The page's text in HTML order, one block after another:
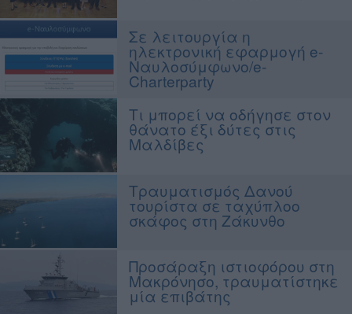
VIDEO
ΕΞΟΠΛΙΣΜΟΣ
ΘΕΣΣΑΛΟΝΙΚΗ BOAT & FISHING SHOW 2025
BOAT & FISHING SHOW 2025
Σε λειτουργία η
ηλεκτρονική εφαρμογή e-
Ναυλοσύμφωνο/e-
Charterparty
Τι μπορεί να οδήγησε στον
θάνατο έξι δύτες στις
Μαλδίβες
Τραυματισμός Δανού
τουρίστα σε ταχύπλοο
σκάφος στη Ζάκυνθο
Προσάραξη ιστιοφόρου στη
Μακρόνησο, τραυματίστηκε
μία επιβάτης